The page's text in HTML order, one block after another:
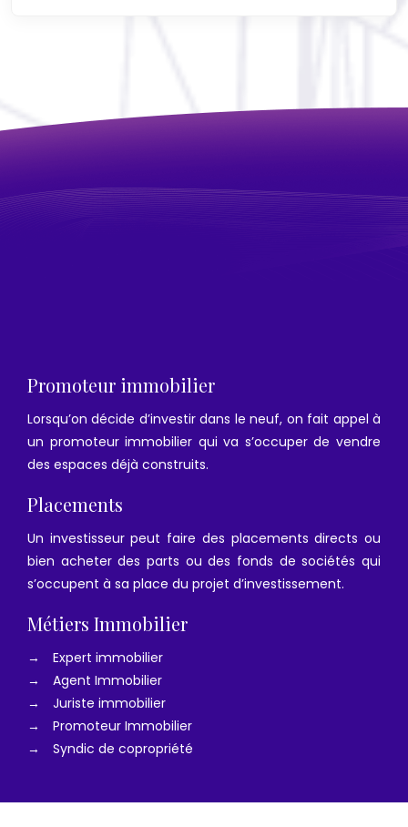
Promoteur immobilier
Lorsqu’on décide d’investir dans le neuf, on fait appel à
un promoteur immobilier qui va s’occuper de vendre
des espaces déjà construits.
Placements
Un investisseur peut faire des placements directs ou
bien acheter des parts ou des fonds de sociétés qui
s’occupent à sa place du projet d’investissement.
Métiers Immobilier
→
Expert immobilier
→
Agent Immobilier
→
Juriste immobilier
→
Promoteur Immobilier
→
Syndic de copropriété